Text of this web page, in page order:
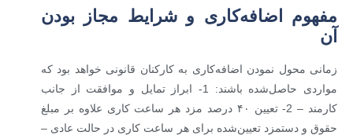
مفهوم اضافه‌کاری و شرایط مجاز بودن
آن
زمانی محول نمودن اضافه‌کاری به کارکنان قانونی خواهد بود که
مواردی حاصل‌شده باشند: 1- ابراز تمایل و موافقت از جانب
کارمند – 2- تعیین ۴۰ درصد مزد هر ساعت کاری علاوه بر مبلغ
حقوق و دستمزد تعیین‌شده برای هر ساعت کاری در حالت عادی –